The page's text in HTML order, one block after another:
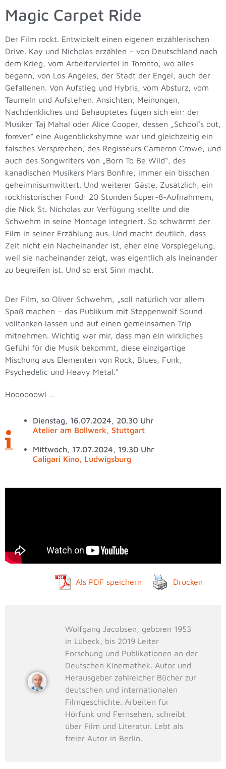
Magic Carpet Ride
Der Film rockt. Entwickelt einen eigenen erzählerischen
Drive. Kay und Nicholas erzählen – von Deutschland nach
dem Krieg, vom Arbeiterviertel in Toronto, wo alles
begann, von Los Angeles, der Stadt der Engel, auch der
Gefallenen. Von Aufstieg und Hybris, vom Absturz, vom
Taumeln und Aufstehen. Ansichten, Meinungen,
Nachdenkliches und Behauptetes fügen sich ein: der
Musiker Taj Mahal oder Alice Cooper, dessen „School’s out,
forever“ eine Augenblickshymne war und gleichzeitig ein
falsches Versprechen, des Regisseurs Cameron Crowe, und
auch des Songwriters von „Born To Be Wild“, des
kanadischen Musikers Mars Bonfire, immer ein bisschen
geheimnisumwittert. Und weiterer Gäste. Zusätzlich, ein
rockhistorischer Fund: 20 Stunden Super-8-Aufnahmem,
die Nick St. Nicholas zur Verfügung stellte und die
Schwehm in seine Montage integriert. So schwärmt der
Film in seiner Erzählung aus. Und macht deutlich, dass
Zeit nicht ein Nacheinander ist, eher eine Vorspiegelung,
weil sie nacheinander zeigt, was eigentlich als Ineinander
zu begreifen ist. Und so erst Sinn macht.
Der Film, so Oliver Schwehm, „soll natürlich vor allem
Spaß machen – das Publikum mit Steppenwolf Sound
volltanken lassen und auf einen gemeinsamen Trip
mitnehmen. Wichtig war mir, dass man ein wirkliches
Gefühl für die Musik bekommt, diese einzigartige
Mischung aus Elementen von Rock, Blues, Funk,
Psychedelic und Heavy Metal.“
Hoooooowl …
Dienstag, 16.07.2024, 20.30 Uhr
Atelier am Bollwerk, Stuttgart
Mittwoch, 17.07.2024, 19.30 Uhr
Caligari Kino, Ludwigsburg
Als PDF speichern Drucken
Wolfgang Jacobsen, geboren 1953
in Lübeck, bis 2019 Leiter
Forschung und Publikationen an der
Deutschen Kinemathek. Autor und
Herausgeber zahlreicher Bücher zur
deutschen und internationalen
Filmgeschichte. Arbeiten für
Hörfunk und Fernsehen, schreibt
über Film und Literatur. Lebt als
freier Autor in Berlin.